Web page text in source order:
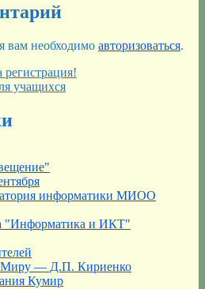
вам необходимо авторизоваться.
учащихся
информатики МИОО
"Информатика и ИКТ"
— Д.П. Кириенко
Кумир